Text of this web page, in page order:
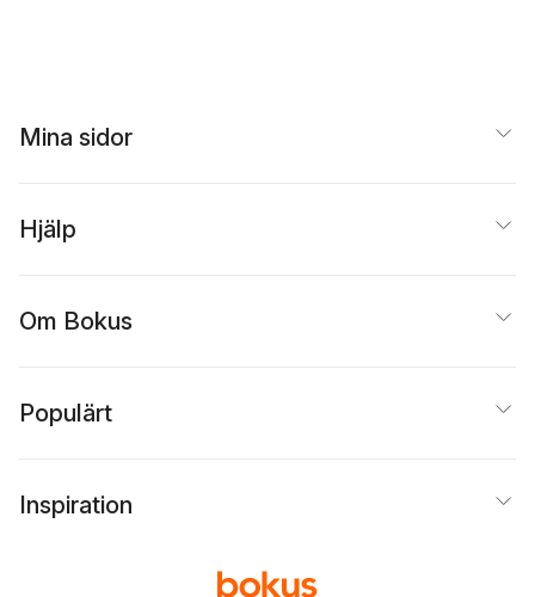
Mina sidor
Hjälp
Om Bokus
Populärt
Inspiration